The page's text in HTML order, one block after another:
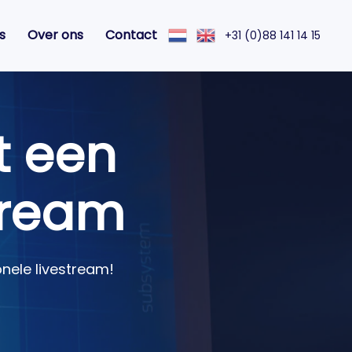
Over ons Contact +31 (0)88 141 14 15
een
livestream!